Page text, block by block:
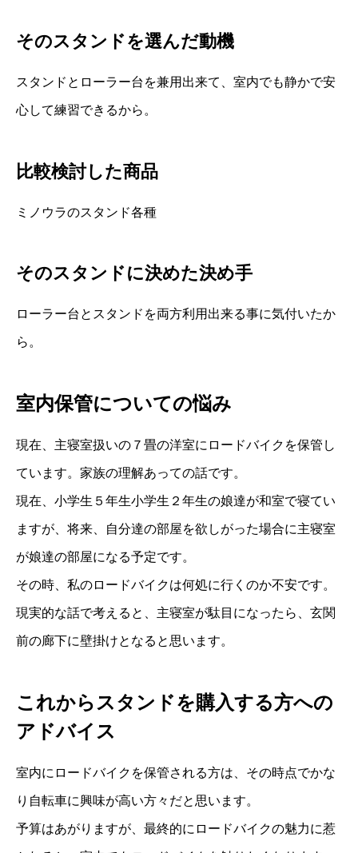
そのスタンドを選んだ動機
スタンドとローラー台を兼用出来て、室内でも静かで安
心して練習できるから。
比較検討した商品
ミノウラのスタンド各種
そのスタンドに決めた決め手
ローラー台とスタンドを両方利用出来る事に気付いたか
ら。
室内保管についての悩み
現在、主寝室扱いの７畳の洋室にロードバイクを保管し
ています。家族の理解あっての話です。
現在、小学生５年生小学生２年生の娘達が和室で寝てい
ますが、将来、自分達の部屋を欲しがった場合に主寝室
が娘達の部屋になる予定です。
その時、私のロードバイクは何処に行くのか不安です。
現実的な話で考えると、主寝室が駄目になったら、玄関
前の廊下に壁掛けとなると思います。
これからスタンドを購入する方への
アドバイス
室内にロードバイクを保管される方は、その時点でかな
り自転車に興味が高い方々だと思います。
予算はあがりますが、最終的にロードバイクの魅力に惹